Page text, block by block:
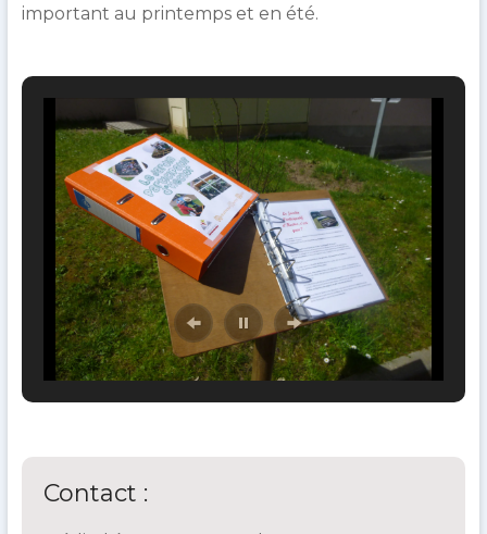
important au printemps et en été.
Contact :